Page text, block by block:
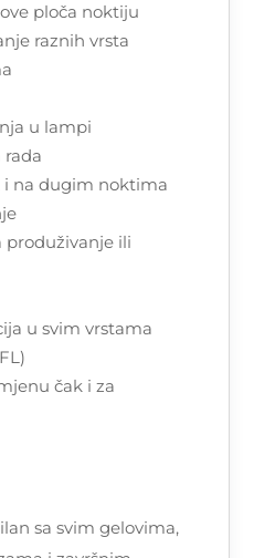
ploča noktiju
raznih vrsta
u lampi
rada
i na dugim noktima
produživanje ili
u svim vrstama
čak i za
sa svim gelovima,